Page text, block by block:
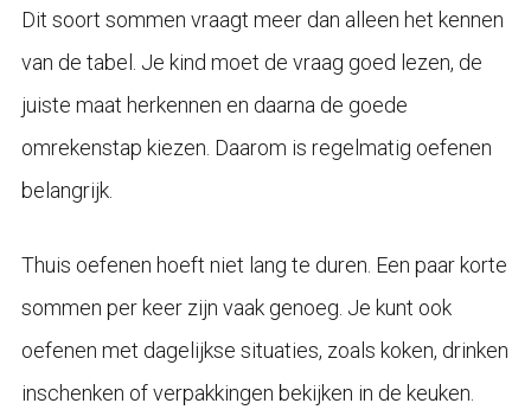
Dit soort sommen vraagt meer dan alleen het kennen
van de tabel. Je kind moet de vraag goed lezen, de
juiste maat herkennen en daarna de goede
omrekenstap kiezen. Daarom is regelmatig oefenen
belangrijk.
Thuis oefenen hoeft niet lang te duren. Een paar korte
sommen per keer zijn vaak genoeg. Je kunt ook
oefenen met dagelijkse situaties, zoals koken, drinken
inschenken of verpakkingen bekijken in de keuken.